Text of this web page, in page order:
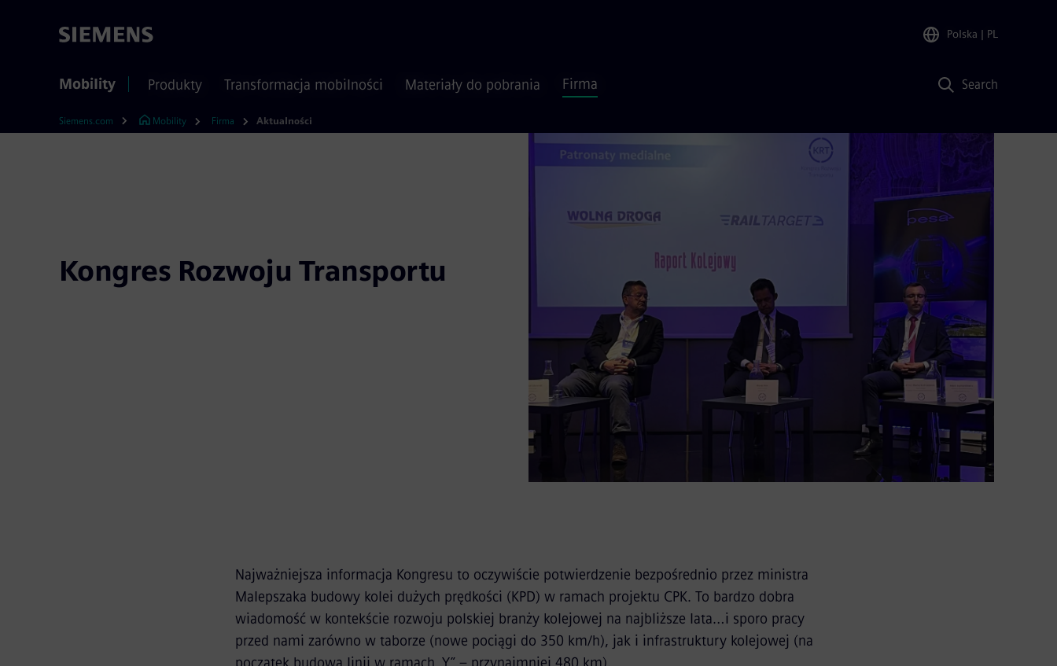
Polska | PL
Mobility Produkty Transformacja mobilności Materiały do pobrania Firma Search
Siemens.com Mobility Firma Aktualności
Kongres Rozwoju Transportu
Najważniejsza informacja Kongresu to oczywiście potwierdzenie bezpośrednio przez ministra
Malepszaka budowy kolei dużych prędkości (KPD) w ramach projektu CPK. To bardzo dobra
wiadomość w kontekście rozwoju polskiej branży kolejowej na najbliższe lata…i sporo pracy
przed nami zarówno w taborze (nowe pociągi do 350 km/h), jak i infrastruktury kolejowej (na